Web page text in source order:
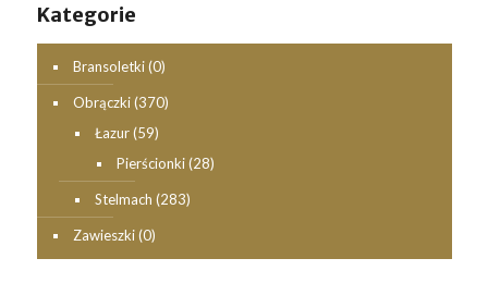
Kategorie
Bransoletki (0)
Obrączki (370)
Łazur (59)
Pierścionki (28)
Stelmach (283)
Zawieszki (0)